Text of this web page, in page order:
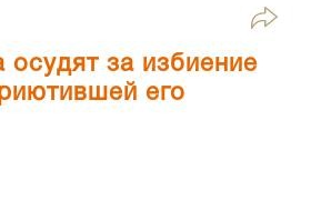
осудят за избиение
его